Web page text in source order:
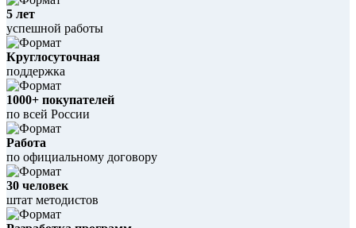
5 лет
успешной работы
Круглосуточная
поддержка
1000+ покупателей
по всей России
Работа
по официальному договору
30 человек
штат методистов